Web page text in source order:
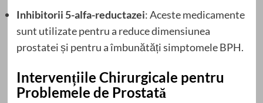
Inhibitorii 5-alfa-reductazei: Aceste medicamente
sunt utilizate pentru a reduce dimensiunea
prostatei și pentru a îmbunătăți simptomele BPH.
Intervențiile Chirurgicale pentru
Problemele de Prostată